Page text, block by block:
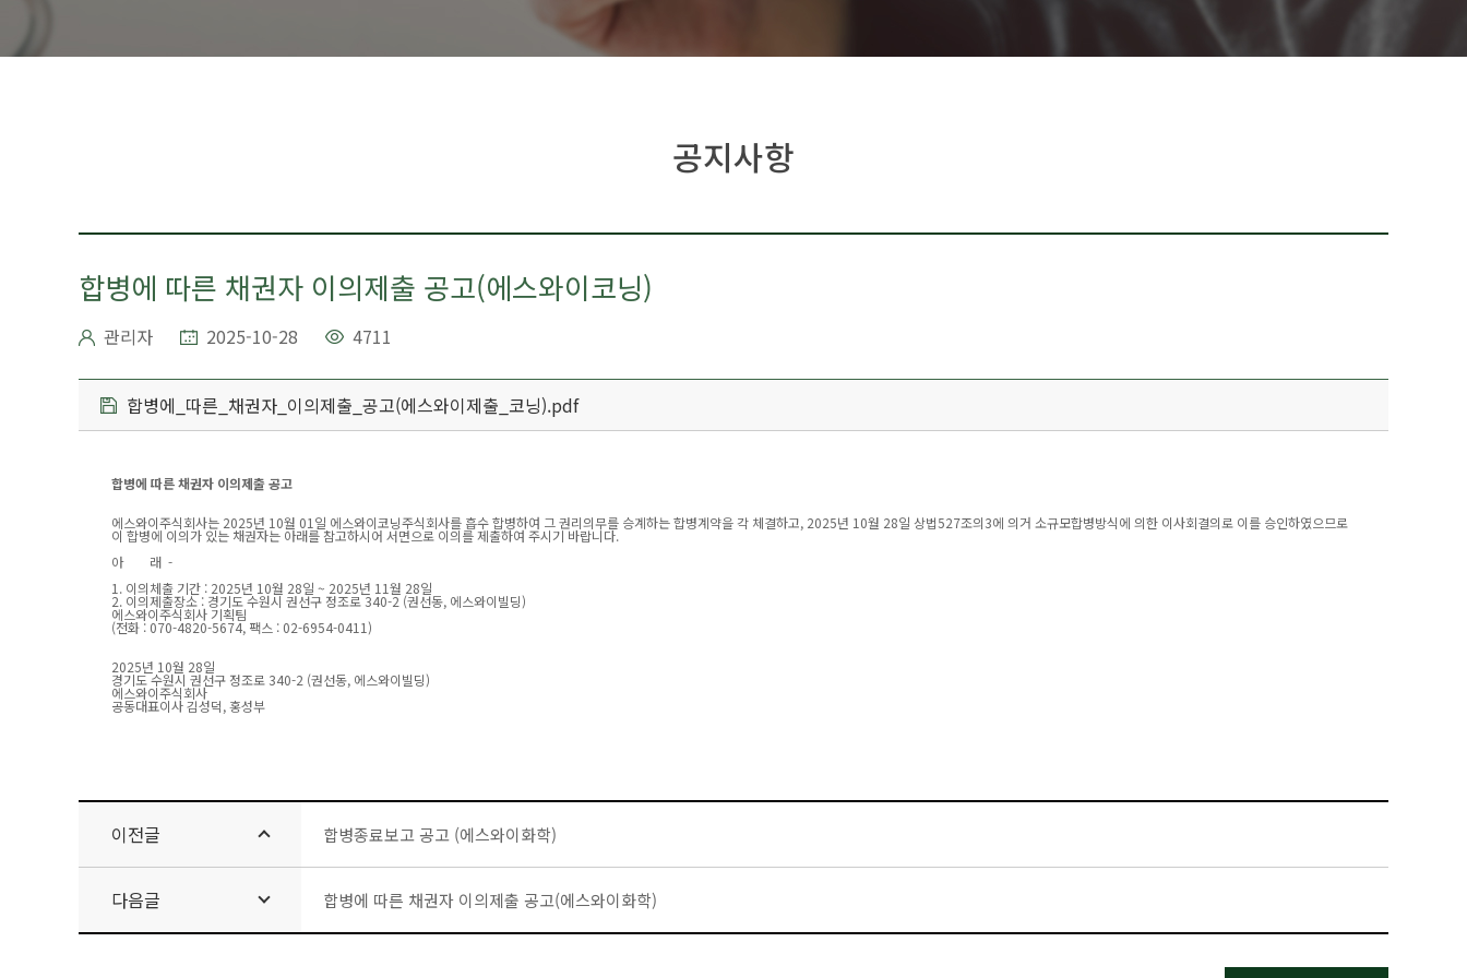
공지사항
합병에 따른 채권자 이의제출 공고(에스와이코닝)
관리자 2025-10-28 4711
합병에_따른_채권자_이의제출_공고(에스와이제출_코닝).pdf
합병에 따른 채권자 이의제출 공고
에스와이주식회사는 2025년 10월 01일 에스와이코닝주식회사를 흡수 합병하여 그 권리의무를 승계하는 합병계약을 각 체결하고, 2025년 10월 28일 상법527조의3에 의거 소규모합병방식에 의한 이사회결의로 이를 승인하였으므로
이 합병에 이의가 있는 채권자는 아래를 참고하시어 서면으로 이의를 제출하여 주시기 바랍니다.
아 래 -
1. 이의체출 기간 : 2025년 10월 28일 ~ 2025년 11월 28일
2. 이의제출장소 : 경기도 수원시 권선구 정조로 340-2 (권선동, 에스와이빌딩)
에스와이주식회사 기획팀
(전화 : 070-4820-5674, 팩스 : 02-6954-0411)
2025년 10월 28일
경기도 수원시 권선구 정조로 340-2 (권선동, 에스와이빌딩)
에스와이주식회사
공동대표이사 김성덕, 홍성부
이전글 합병종료보고 공고 (에스와이화학)
다음글 합병에 따른 채권자 이의제출 공고(에스와이화학)